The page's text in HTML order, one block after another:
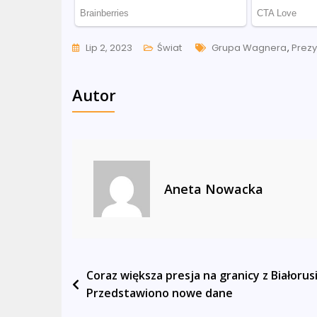
Lip 2, 2023 Świat Tags
Grupa Wagnera,
Autor
Aneta Nowacka
Nawigacja
wpisu
Coraz większa presja na granicy z
Przedstawiono nowe dane